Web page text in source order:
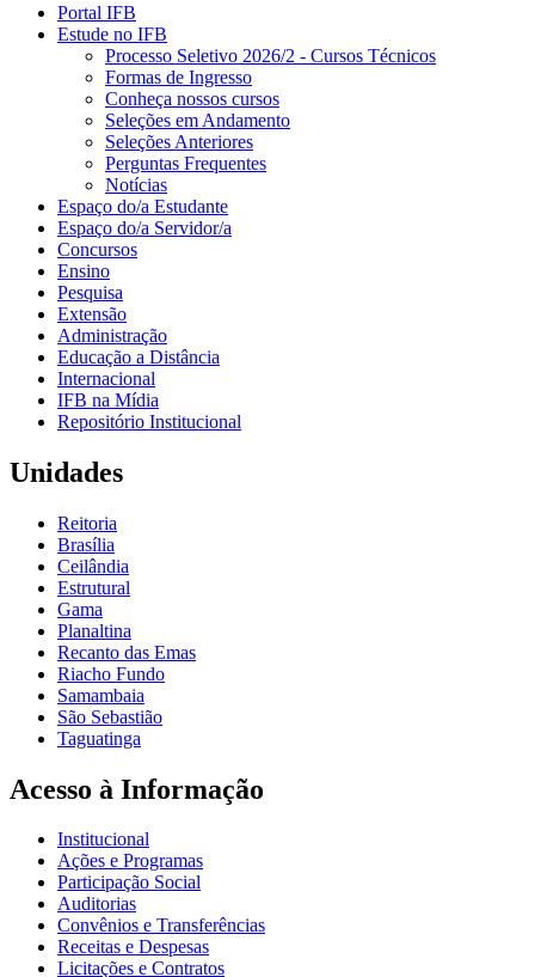
Portal IFB
Estude no IFB
Processo Seletivo 2026/2 - Cursos Técnicos
Formas de Ingresso
Conheça nossos cursos
Seleções em Andamento
Seleções Anteriores
Perguntas Frequentes
Notícias
Espaço do/a Estudante
Espaço do/a Servidor/a
Concursos
Ensino
Pesquisa
Extensão
Administração
Educação a Distância
Internacional
IFB na Mídia
Repositório Institucional
Unidades
Reitoria
Brasília
Ceilândia
Estrutural
Gama
Planaltina
Recanto das Emas
Riacho Fundo
Samambaia
São Sebastião
Taguatinga
Acesso à Informação
Institucional
Ações e Programas
Participação Social
Auditorias
Convênios e Transferências
Receitas e Despesas
Licitações e Contratos